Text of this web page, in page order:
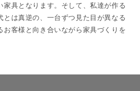
家具となります。そして、私達が作る
とは真逆の、一台ずつ見た目が異なる
お客様と向き合いながら家具づくりを